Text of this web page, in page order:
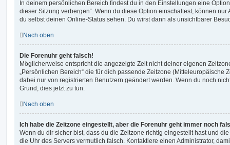
In deinem persönlichen Bereich findest du in den Einstellungen eine
dieser Sitzung verbergen“. Wenn du diese Option einschaltest, können
du selbst deinen Online-Status sehen. Du wirst dann als unsichtbarer
Nach oben
Die Forenuhr geht falsch!
Möglicherweise entspricht die angezeigte Zeit nicht deiner eigenen
„Persönlichen Bereich“ die für dich passende Zeitzone (Mitteleuropäische
dabei nur von registrierten Benutzern geändert werden. Wenn du noch
Grund, dies jetzt zu tun.
Nach oben
Ich habe die Zeitzone eingestellt, aber die Forenuhr geht immer noch
Wenn du dir sicher bist, dass du die Zeitzone richtig eingestellt hast und
die Uhr des Servers vermutlich falsch. Kontaktiere einen Administrator,